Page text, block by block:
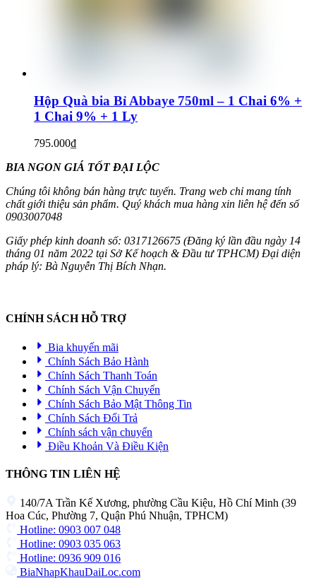
Hộp Quà bia Bỉ Abbaye 750ml – 1 Chai 6% +
1 Chai 9% + 1 Ly
795.000₫
BIA NGON GIÁ TỐT ĐẠI LỘC
Chúng tôi không bán hàng trực tuyến. Trang web chỉ mang tính
chất giới thiệu sản phẩm. Quý khách mua hàng xin liên hệ đến số
0903007048
Giấy phép kinh doanh số: 0317126675 (Đăng ký lần đầu ngày 14
tháng 01 năm 2022 tại Sở Kế hoạch & Đầu tư TPHCM) Đại diện
pháp lý: Bà Nguyễn Thị Bích Nhạn.
CHÍNH SÁCH HỖ TRỢ
Bia khuyến mãi
Chính Sách Bảo Hành
Chính Sách Thanh Toán
Chính Sách Vận Chuyển
Chính Sách Bảo Mật Thông Tin
Chính Sách Đổi Trả
Chính sách vận chuyển
Điều Khoản Và Điều Kiện
THÔNG TIN LIÊN HỆ
140/7A Trần Kế Xương, phường Cầu Kiệu, Hồ Chí Minh (39
Hoa Cúc, Phường 7, Quận Phú Nhuận, TPHCM)
Hotline: 0903 007 048
Hotline: 0903 035 063
Hotline: 0936 909 016
BiaNhapKhauDaiLoc.com